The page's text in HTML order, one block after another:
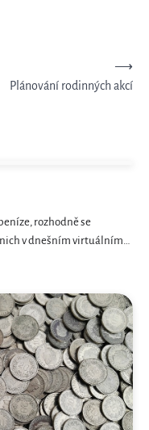
Plánování rodinných akcí
⟶
rozhodně se
nich v dnešním virtuálním…